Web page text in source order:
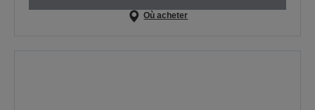
Où acheter